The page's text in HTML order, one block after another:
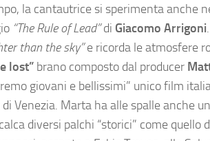
la cantautrice si sperimenta anche
“The Rule of Lead”di Giacomo Arrigoni
than the sky”e ricorda le atmosfere
lost” brano composto dal producer
giovani e bellissimi” unico film
Venezia. Marta ha alle spalle anche
diversi palchi “storici” come quello